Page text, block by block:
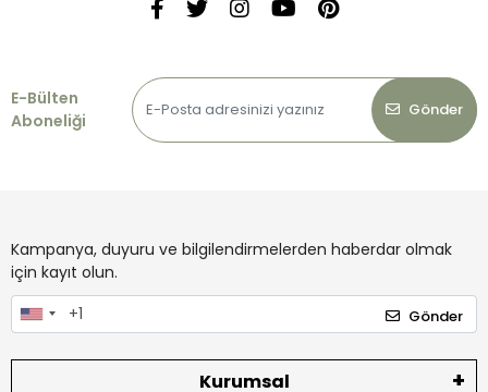
E-Bülten
Aboneliği
Gönder
Kampanya, duyuru ve bilgilendirmelerden haberdar olmak
için kayıt olun.
Gönder
Kurumsal